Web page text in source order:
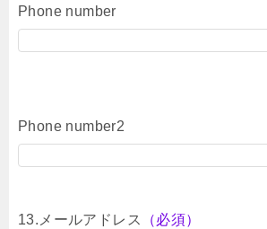
Phone number
Phone number2
13.メールアドレス
（必須）